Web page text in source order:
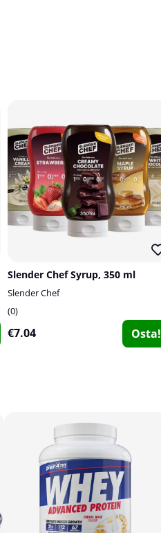
Slender Chef Syrup, 350 ml
Slender Chef
0
€7.04 Osta!